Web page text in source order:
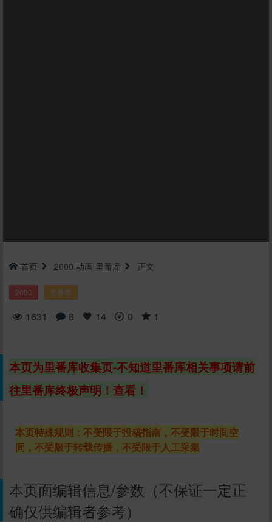
首页 2000 动画 里番库 正文
2000 里番库
1631 8 14 0 1
本页为里番库收集页-不知道里番库相关事项请前
往里番库终极声明！查看！
本页特殊规则：不受限于投稿指南，不受限于时间空
间，不受限于转载传播，不受限于人工采集
本页面编辑信息/参数（不保证一定正
确仅供编辑者参考）